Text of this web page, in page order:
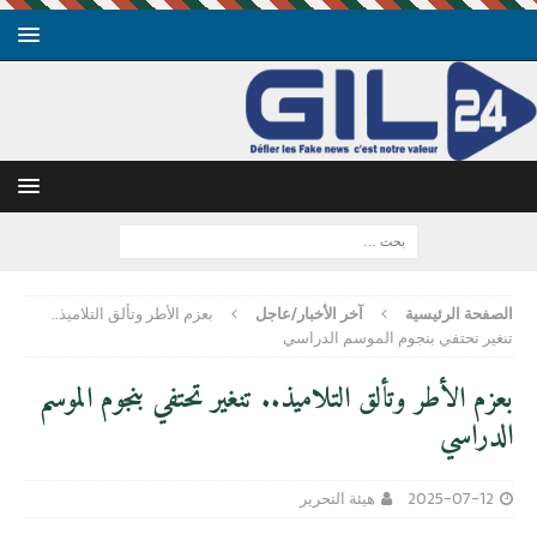
الصفحة الرئيسية آخر الأخبار/عاجل
بعزم الأطر وتألق التلاميذ..
تنغير تحتفي بنجوم الموسم الدراسي
بعزم الأطر وتألق التلاميذ.. تنغير تحتفي بنجوم الموسم
الدراسي
2025-07-12 هيئة التحرير